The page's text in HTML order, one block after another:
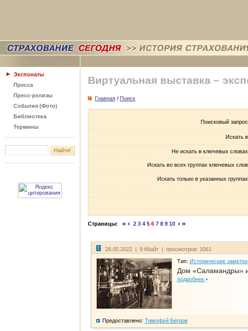
Экспонаты
Пресса
Пресс-релизы
События (Фото)
Библиотека
Термины
Виртуальная выставка –
Главная / Поиск
Поисковый
Искать
Не искать в ключевых
Искать во всех группах ключевых
Искать только в указанных
Страницы: 2 3 4 5 6 7 8 9 10
26.05.2022 | 9 Кбайт | просмотров: 1061
Тип: Исторические
Дом «Саламандры»
подробнее
Предоставлено: Тимофей Бегров